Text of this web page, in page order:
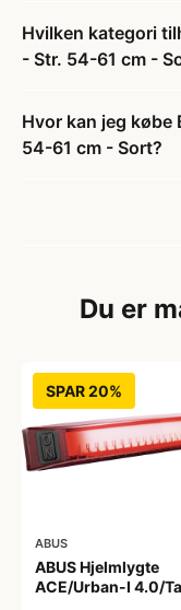
Hvilken kategori
- Str. 54-61 cm -
Hvor kan jeg
54-61 cm - Sort?
Du er
SPAR 20%
ABUS
ABUS Hjelmlygte
ACE/Urban-I 4.0/